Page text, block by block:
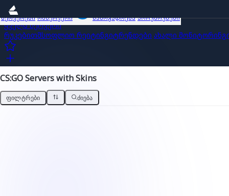
სერვერები ობზერვერი საზოგადოება პროუმოუშენი
ყველა სერვერი
რუკებითმსოფლიო რეიტინგიტრენდები ახალი
CS:GO Servers with Skins
ᲤᲘᲚᲢᲠᲔᲑᲘ ᲫᲘᲔᲑᲐ